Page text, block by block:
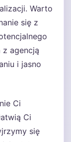
Warto
się z
z agencją
i jasno
Ci
Ci
się